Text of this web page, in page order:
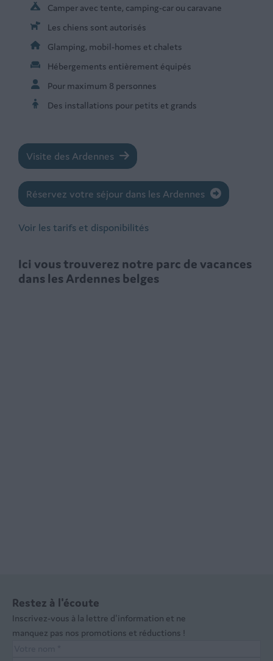
Camper avec tente, camping-car ou caravane
Les chiens sont autorisés
Glamping, mobil-homes et chalets
Hébergements entièrement équipés
Pour maximum 8 personnes
Des installations pour petits et grands
Visite des Ardennes
Réservez votre séjour dans les Ardennes
Voir les tarifs et disponibilités
Ici vous trouverez notre parc de vacances
dans les Ardennes belges
Restez à l'écoute
Inscrivez-vous à la lettre d'information et ne
manquez pas nos promotions et réductions !